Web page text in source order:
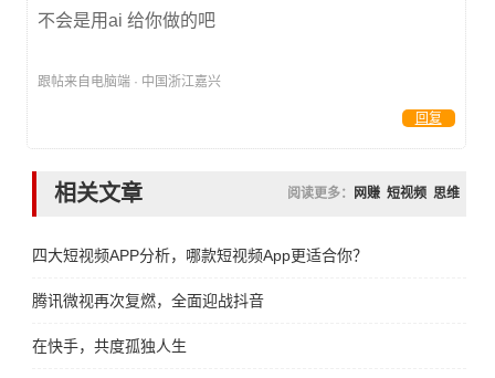
不会是用ai 给你做的吧
跟帖来自电脑端 · 中国浙江嘉兴
回复
相关文章 阅读更多： 网赚 短视频 思维
四大短视频APP分析，哪款短视频App更适合你？
腾讯微视再次复燃，全面迎战抖音
在快手，共度孤独人生